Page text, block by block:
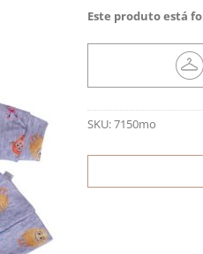
Este produto está
SKU:7150mo